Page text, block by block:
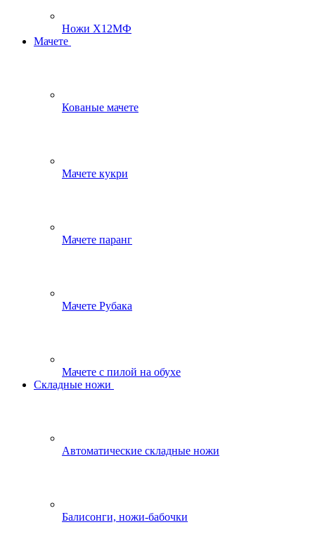
Ножи Х12МФ
Мачете
Кованые мачете
Мачете кукри
Мачете паранг
Мачете Рубака
Мачете с пилой на обухе
Складные ножи
Автоматические складные ножи
Балисонги, ножи-бабочки